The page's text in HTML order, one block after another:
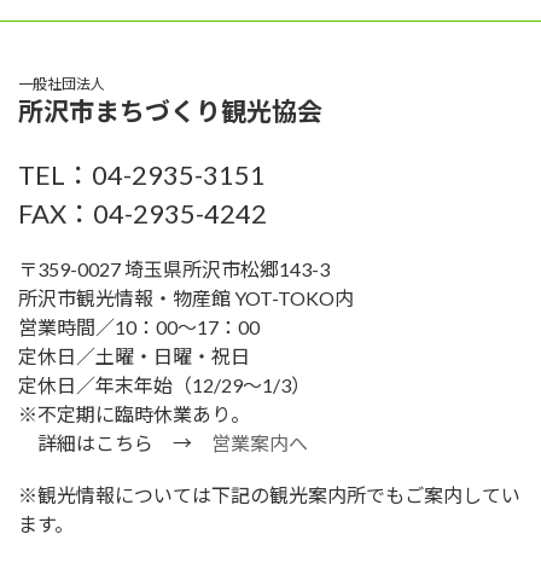
一般社団法人
所沢市まちづくり観光協会
TEL：04-2935-3151
FAX：04-2935-4242
〒359-0027 埼玉県所沢市松郷143-3
所沢市観光情報・物産館 YOT-TOKO内
営業時間／10：00〜17：00
定休日／土曜・日曜・祝日
定休日／年末年始（12/29～1/3）
※不定期に臨時休業あり。
詳細はこちら →
営業案内へ
※観光情報については下記の観光案内所でもご案内してい
ます。